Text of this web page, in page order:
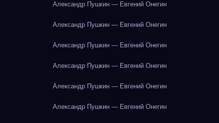
Александр Пушкин — Евгений Онегин
Александр Пушкин — Евгений Онегин
Александр Пушкин — Евгений Онегин
Александр Пушкин — Евгений Онегин
Александр Пушкин — Евгений Онегин
Александр Пушкин — Евгений Онегин